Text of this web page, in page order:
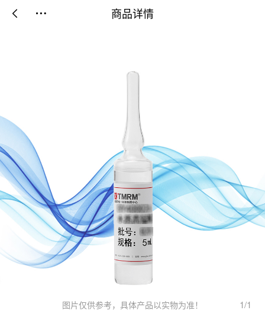
商品详情
 
图片仅供参考，具体产品以实物为准！ 1/1